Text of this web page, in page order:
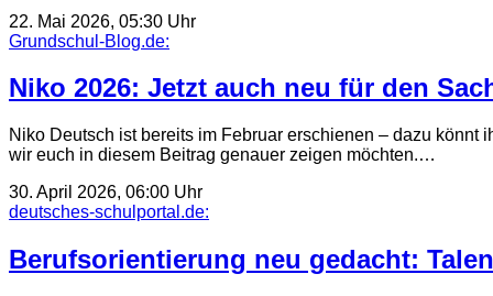
22. Mai 2026, 05:30 Uhr
Grundschul-Blog.de:
Niko 2026: Jetzt auch neu für den
Niko Deutsch ist bereits im Februar erschienen – dazu
wir euch in diesem Beitrag genauer zeigen möchten.…
30. April 2026, 06:00 Uhr
deutsches-schulportal.de:
Berufsorientierung neu gedacht: